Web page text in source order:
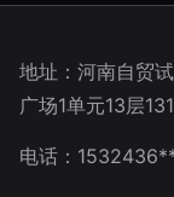
地址：河南自贸
广场1单元13层
电话：